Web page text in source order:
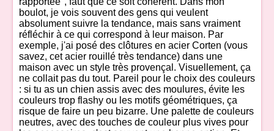
boulot, je vois souvent des gens qui veulent
absolument suivre la tendance, mais sans vraiment
réfléchir à ce qui correspond à leur maison. Par
exemple, j'ai posé des clôtures en acier Corten (vous
savez, cet acier rouillé très tendance) dans une
maison avec un style très provençal. Visuellement, ça
ne collait pas du tout. Pareil pour le choix des couleurs
: si tu as un chien assis avec des moulures, évite les
couleurs trop flashy ou les motifs géométriques, ça
risque de faire un peu bizarre. Une palette de couleurs
neutres, avec des touches de couleur plus vives pour